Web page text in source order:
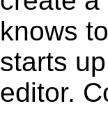
knows
starts
editor.